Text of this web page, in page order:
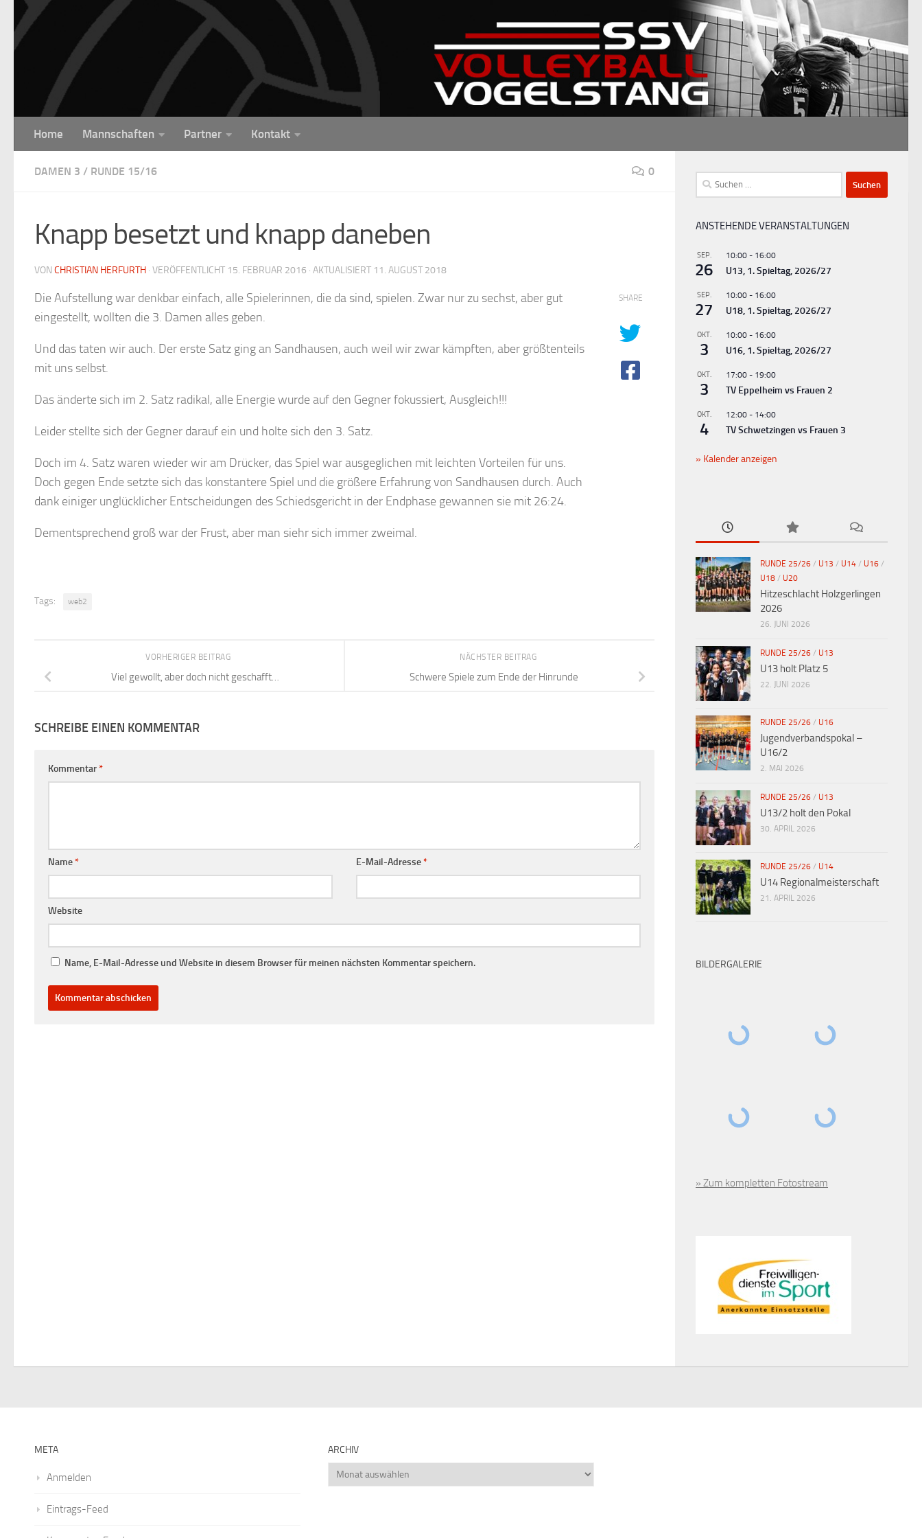
Unter dem Inhalt
Home Mannschaften Partner Kontakt
DAMEN 3 / RUNDE 15/16 0
Knapp besetzt und knapp daneben
VON CHRISTIAN HERFURTH · VERÖFFENTLICHT 15. FEBRUAR 2016 · AKTUALISIERT 11. AUGUST 2018
Die Aufstellung war denkbar einfach, alle Spielerinnen, die da sind, spielen. Zwar nur zu sechst, aber gut
eingestellt, wollten die 3. Damen alles geben.
Und das taten wir auch. Der erste Satz ging an Sandhausen, auch weil wir zwar kämpften, aber größtenteils
mit uns selbst.
Das änderte sich im 2. Satz radikal, alle Energie wurde auf den Gegner fokussiert, Ausgleich!!!
Leider stellte sich der Gegner darauf ein und holte sich den 3. Satz.
Doch im 4. Satz waren wieder wir am Drücker, das Spiel war ausgeglichen mit leichten Vorteilen für uns.
Doch gegen Ende setzte sich das konstantere Spiel und die größere Erfahrung von Sandhausen durch. Auch
dank einiger unglücklicher Entscheidungen des Schiedsgericht in der Endphase gewannen sie mit 26:24.
Dementsprechend groß war der Frust, aber man siehr sich immer zweimal.
SHARE
Tags: web2
NÄCHSTER BEITRAG
Schwere Spiele zum Ende der Hinrunde
VORHERIGER BEITRAG
Viel gewollt, aber doch nicht geschafft…
SCHREIBE EINEN KOMMENTAR
Kommentar*
Name* E-Mail-Adresse*
Website
Name, E-Mail-Adresse und Website in diesem Browser für meinen nächsten Kommentar speichern.
Suchen
nach:
ANSTEHENDE VERANSTALTUNGEN
SEP.
26
10:00 - 16:00
U13, 1. Spieltag, 2026/27
SEP.
27
10:00 - 16:00
U18, 1. Spieltag, 2026/27
OKT.
3
10:00 - 16:00
U16, 1. Spieltag, 2026/27
OKT.
3
17:00 - 19:00
TV Eppelheim vs Frauen 2
OKT.
4
12:00 - 14:00
TV Schwetzingen vs Frauen 3
Kalender anzeigen
RUNDE 25/26 / U13 / U14 / U16 /
U18 / U20
Hitzeschlacht Holzgerlingen
2026
26. JUNI 2026
RUNDE 25/26 / U13
U13 holt Platz 5
22. JUNI 2026
RUNDE 25/26 / U16
Jugendverbandspokal –
U16/2
2. MAI 2026
RUNDE 25/26 / U13
U13/2 holt den Pokal
30. APRIL 2026
RUNDE 25/26 / U14
U14 Regionalmeisterschaft
21. APRIL 2026
BILDERGALERIE
» Zum kompletten Fotostream
META
Anmelden
Eintrags-Feed
ARCHIV
Archiv